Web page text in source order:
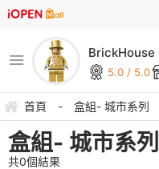
BrickHouse
5.0 / 5.0
首頁 - 盒組- 城市系列
盒組- 城市系列
共0個結果